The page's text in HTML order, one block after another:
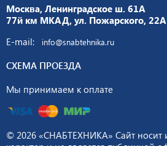
Москва, Ленинградское ш. 61А
77й км МКАД, ул. Пожарского, 22А
E-mail:
info@snabtehnika.ru
СХЕМА ПРОЕЗДА
Мы принимаем к оплате
© 2026 «СНАБТЕХНИКА» Сайт